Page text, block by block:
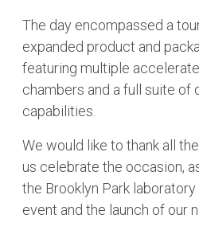
The day encompassed a
expanded product and
featuring multiple
chambers and a full suite of
capabilities.
We would like to thank all
us celebrate the occasion,
the Brooklyn Park
event and the launch of our